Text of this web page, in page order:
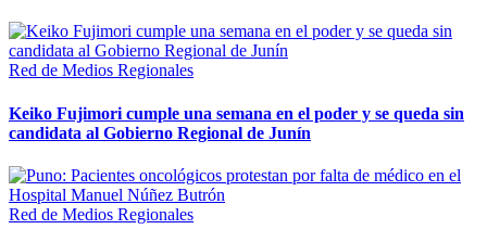
Red de Medios Regionales
Keiko Fujimori cumple una semana en el poder y se queda sin
candidata al Gobierno Regional de Junín
Red de Medios Regionales